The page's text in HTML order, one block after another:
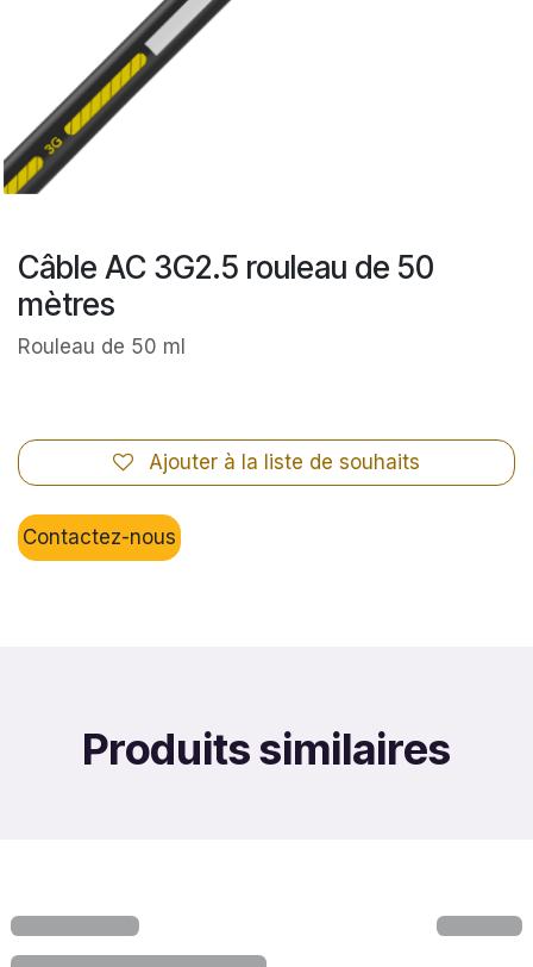
Câble AC 3G2.5 rouleau de 50
mètres
Rouleau de 50 ml
Ajouter à la liste de souhaits
Contactez-nous
Produits similaires